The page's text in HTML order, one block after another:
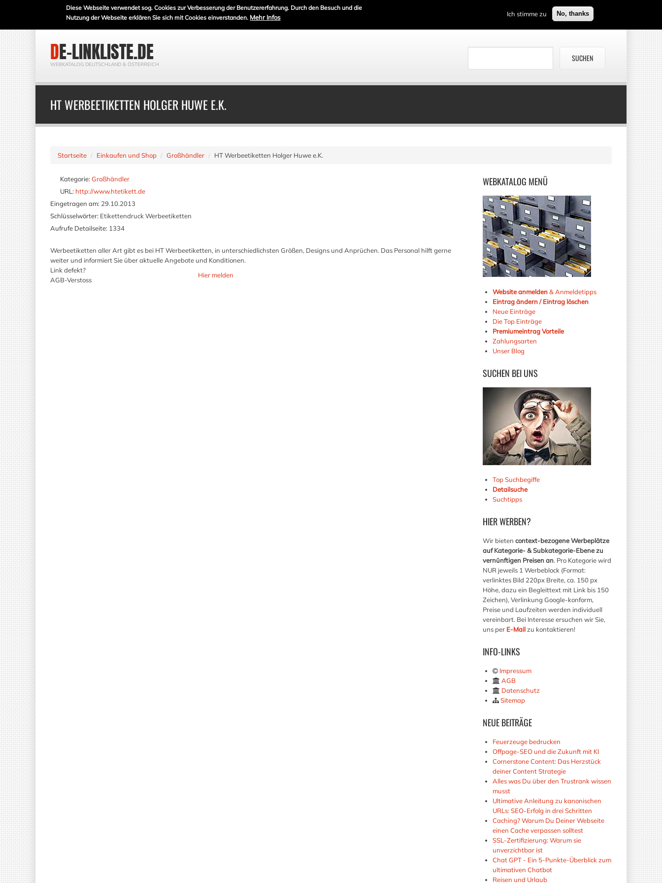
Diese Webseite verwendet sog. Cookies zur Verbesserung der Benutzererfahrung. Durch den Besuch und die
Nutzung der Webseite erklären Sie sich mit Cookies einverstanden. Mehr Infos Ich stimme zu No, thanks
DE-LINKLISTE.DE
WEBKATALOG DEUTSCHLAND & ÖSTERREICH
HT WERBEETIKETTEN HOLGER HUWE E.K.
Startseite Einkaufen und Shop Großhändler HT Werbeetiketten Holger Huwe e.K.
WEBKATALOG MENÜ
Website anmelden& Anmeldetipps
Eintrag ändern / Eintrag löschen
Neue Einträge
Die Top Einträge
Premiumeintrag Vorteile
Zahlungsarten
Unser Blog
SUCHEN BEI UNS
Top Suchbegiffe
Detailsuche
Suchtipps
HIERWERBEN?
Wir bieten context-bezogene Werbeplätze
auf Kategorie- & Subkategorie-Ebene zu
vernünftigen Preisen an. Pro Kategorie wird
NUR jeweils 1 Werbeblock (Format:
verlinktes Bild 220px Breite, ca. 150 px
Höhe, dazu ein Begleittext mit Link bis 150
Zeichen), Verlinkung Google-konform,
Preise und Laufzeiten werden individuell
vereinbart. Bei Interesse ersuchen wir Sie,
uns per E-Mailzu kontaktieren!
INFO-LINKS
Impressum
AGB
Datenschutz
Sitemap
NEUEBEITRÄGE
Feuerzeuge bedrucken
Offpage-SEO und die Zukunft mit KI
Cornerstone Content: Das Herzstück
deiner Content Strategie
Alles was Du über den Trustrank wissen
musst
Ultimative Anleitung zu kanonischen
URLs: SEO-Erfolg in drei Schritten
Caching? Warum Du Deiner Webseite
einen Cache verpassen solltest
SSL-Zertifizierung: Warum sie
unverzichtbar ist
Chat GPT - Ein 5-Punkte-Überblick zum
ultimativen Chatbot
Reisen und Urlaub
Kategorie: Großhändler
URL: http://www.htetikett.de
Eingetragen am: 29.10.2013
Schlüsselwörter: Etikettendruck Werbeetiketten
Aufrufe Detailseite: 1334
Werbeetiketten aller Art gibt es bei HT Werbeetiketten, in unterschiedlichsten Größen, Designs und Anprüchen. Das Personal hilft gerne
weiter und informiert Sie über aktuelle Angebote und Konditionen.
Link defekt?
AGB-Verstoss
Hier melden